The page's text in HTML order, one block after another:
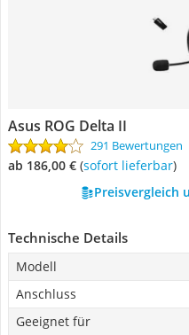
Asus ROG Delta II
291 Bewertungen
ab 186,00 € ( Sofort lieferbar)
Preisvergleich
Technische Details
Modell
Anschluss
Geeignet für